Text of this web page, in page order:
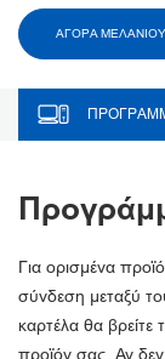
ΑΓΟΡΑ ΜΕΛΑΝΙΟΥ
Για ορισμένα
σύνδεση μεταξύ
καρτέλα θα